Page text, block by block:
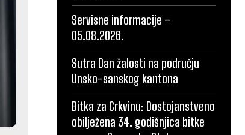
Servisne informacije –
05.08.2026.
Sutra Dan žalosti na području
Unsko-sanskog kantona
Bitka za Crkvinu: Dostojanstveno
obilježena 34. godišnjica bitke